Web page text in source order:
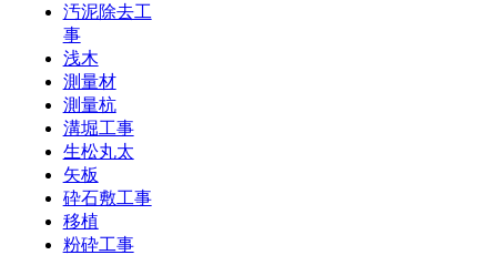
汚泥除去工
事
浅木
測量材
測量杭
溝堀工事
生松丸太
矢板
砕石敷工事
移植
粉砕工事